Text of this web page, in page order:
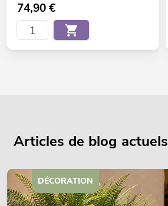
74,90€
Articles de blog actuels
DÉCORATION